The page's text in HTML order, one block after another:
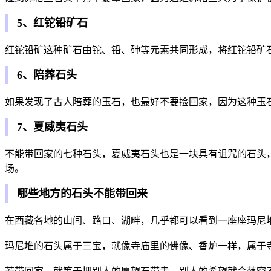
5、红铊铅矿石
红铊铅矿这种矿石由铊、铅、砷等元素共同形成，将红铊铅
6、陪葬石头
如果发现了古人陪葬的玉石，也最好不要捡回家，因为这种
7、夏威夷石头
不能带回家的七种石头，夏威夷石头也是一块具有诅咒的石
场。
哪些地方的石头不能带回来
在西藏各地的山间、路口、湖畔，几乎都可以看到一座座玛尼
玛尼堆的石头属于三宝，就像寺庙里的佛像、香炉一样，属于